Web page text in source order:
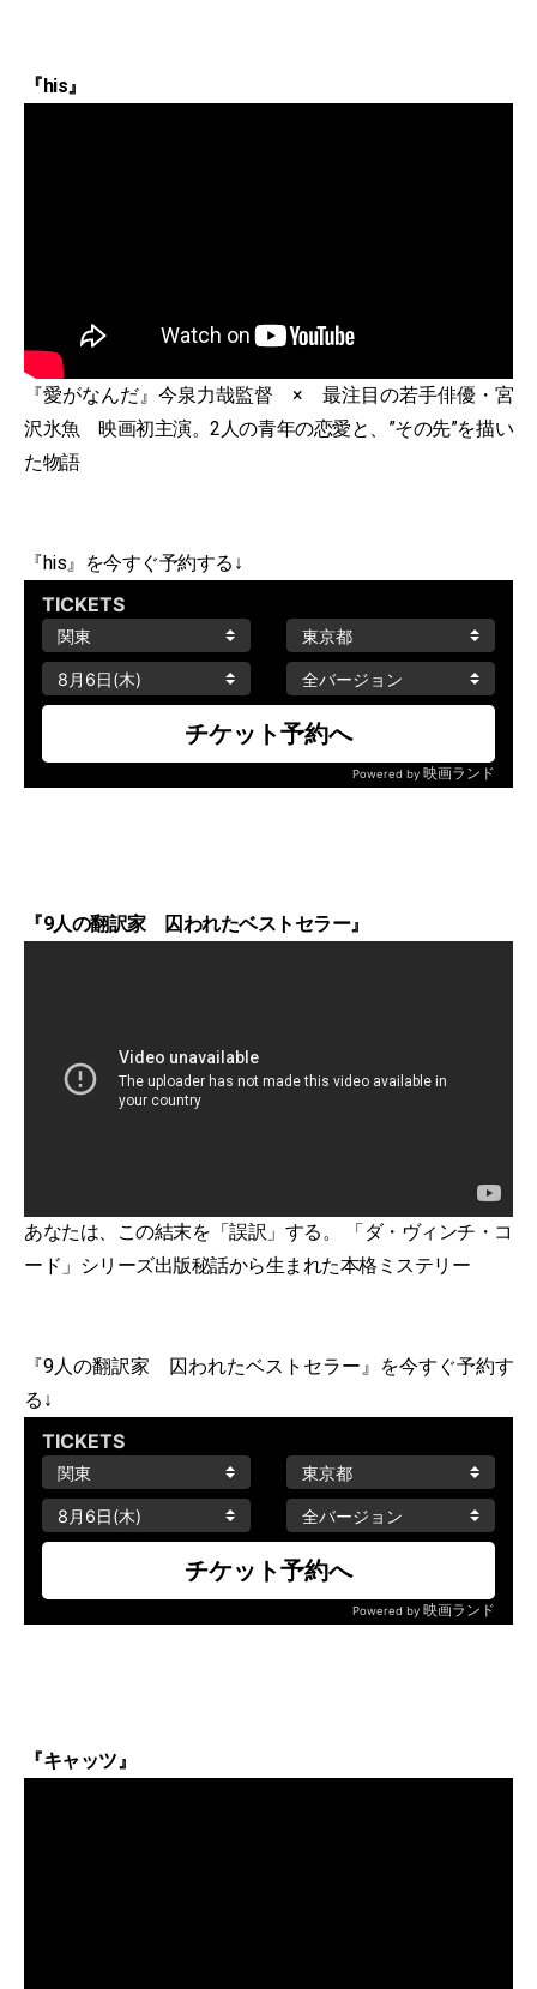
『his』
『愛がなんだ』今泉力哉監督 × 最注目の若手俳優・宮
沢氷魚 映画初主演。2人の青年の恋愛と、”その先”を描い
た物語
『his』を今すぐ予約する↓
『9人の翻訳家 囚われたベストセラー』
あなたは、この結末を「誤訳」する。 「ダ・ヴィンチ・コ
ード」シリーズ出版秘話から生まれた本格ミステリー
『9人の翻訳家 囚われたベストセラー』を今すぐ予約す
る↓
『キャッツ』